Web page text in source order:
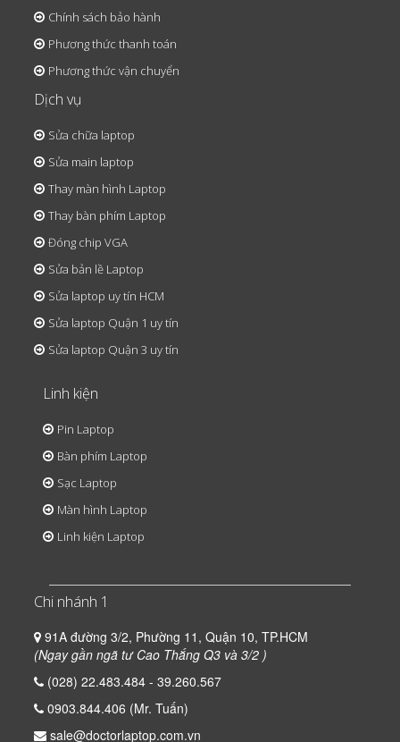
Chính sách bảo hành
Phương thức thanh toán
Phương thức vận chuyển
Dịch vụ
Sửa chữa laptop
Sửa main laptop
Thay màn hình Laptop
Thay bàn phím Laptop
Đóng chip VGA
Sửa bản lề Laptop
Sửa laptop uy tín HCM
Sửa laptop Quận 1 uy tín
Sửa laptop Quận 3 uy tín
Linh kiện
Pin Laptop
Bàn phím Laptop
Sạc Laptop
Màn hình Laptop
Linh kiện Laptop
Chi nhánh 1
91A đường 3/2, Phường 11, Quận 10, TP.HCM
(Ngay gần ngã tư Cao Thắng Q3 và 3/2 )
(028) 22.483.484 - 39.260.567
0903.844.406 (Mr. Tuấn)
sale@doctorlaptop.com.vn